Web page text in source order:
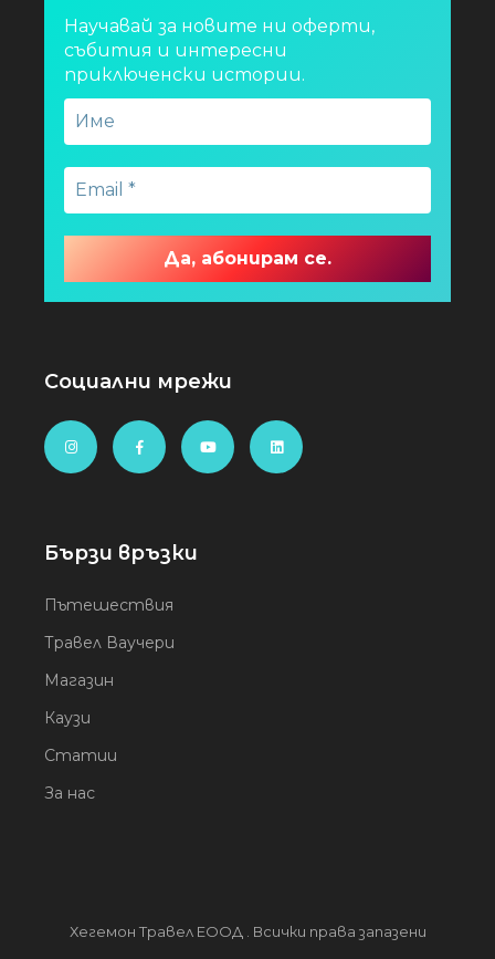
Научавай за новите ни оферти,
събития и интересни
приключенски истории.
Социални мрежи
Бързи връзки
Пътешествия
Травел Ваучери
Магазин
Каузи
Статии
За нас
Хегемон Травел ЕООД . Всички права запазени